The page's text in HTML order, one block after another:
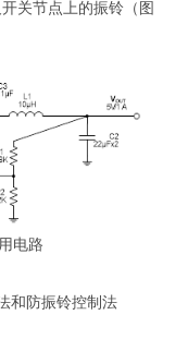
关节点上的振铃（图
电路
和防振铃控制法